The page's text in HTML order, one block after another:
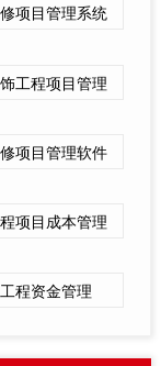
项目管理系统
工程项目管理
项目管理软件
项目成本管理
工程资金管理